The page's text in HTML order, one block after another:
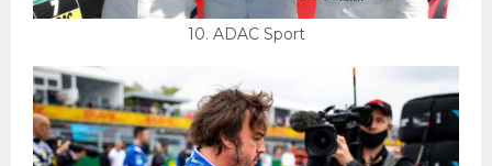
10. ADAC Sport